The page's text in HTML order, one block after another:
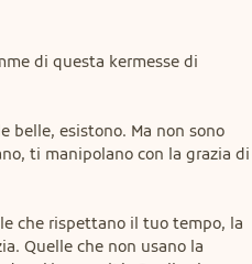
di questa kermesse di
belle, esistono. Ma non sono
ti manipolano con la grazia di
che rispettano il tuo tempo, la
Quelle che non usano la